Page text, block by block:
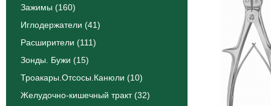
Зажимы (160)
Иглодержатели (41)
Расширители (111)
Зонды. Бужи (15)
Троакары.Отсосы.Канюли (10)
Желудочно-кишечный тракт (32)